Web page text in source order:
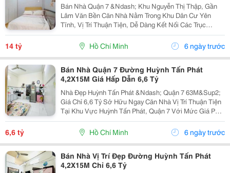
Bán Nhà Quận 7 &Ndash; Khu Nguyễn Thị Thập, Gần
Lâm Văn Bền Căn Nhà Nằm Trong Khu Dân Cư Yên
Tĩnh, Vị Trí Thuận Tiện, Dễ Dàng Kết Nối Các Trục
Đường Lớn Của Quận 7. Thông Tin Căn Nhà: Diện Tích:
5 X 24M (120M&Sup2;). Giá Bán: 14 Tỷ. Có...
14 tỷ Hồ Chí Minh 6 ngày trước
Bán Nhà Quận 7 Đường Huỳnh Tấn Phát
4,2X15M Giá Hấp Dẫn 6,6 Tỷ
Nhà Đẹp Huỳnh Tấn Phát &Ndash; Quận 7 63M&Sup2;
Giá Chỉ 6,6 Tỷ Sở Hữu Ngay Căn Nhà Vị Trí Thuận Tiện
Tại Khu Vực Huỳnh Tấn Phát, Quận 7 Với Mức Giá Phù
Hợp Cho Khách Hàng Đang Tìm Nơi An Cư Hoặc Đầu
Tư. Thông Tin Căn Nhà: Diện Tích: 4,2 X 15M...
6,6 tỷ Hồ Chí Minh 6 ngày trước
Bán Nhà Vị Trí Đẹp Đường Huỳnh Tấn Phát
4,2X15M Chỉ 6,6 Tỷ